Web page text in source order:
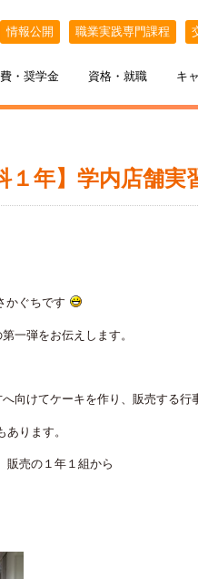
情報公開 職業実践専門課程
特待生制度
・奨学金 資格・就職 キ
出張オープンキャンパス
１年】学内店舗
ぐちです
一弾をお伝えします。
向けてケーキを作り、販売する行
ります。
売の１年１組から